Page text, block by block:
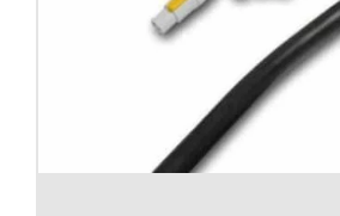
Snake 4 CAT.6 F/UTP